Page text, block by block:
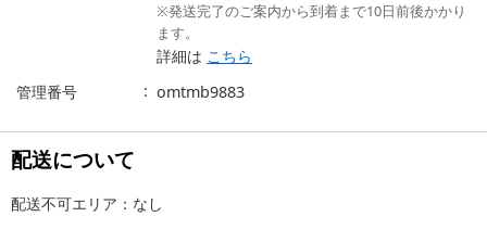
※発送完了のご案内から到着まで10日前後かかり
ます。
詳細は こちら
管理番号
omtmb9883
配送について
配送不可エリア：なし